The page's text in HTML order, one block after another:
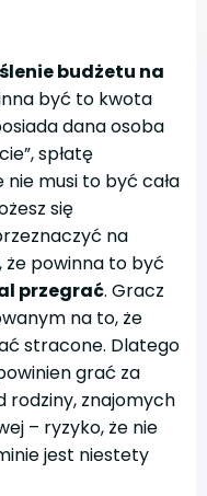
budżetu na
być to kwota
dana osoba
spłatę
musi to być cała
się
na
że powinna to być
przegrać. Gracz
na to, że
stracone. Dlatego
grać za
rodziny, znajomych
– ryzyko, że nie
jest niestety